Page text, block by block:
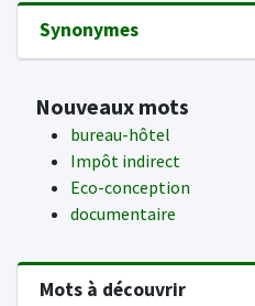
Synonymes
Nouveaux mots
bureau-hôtel
Impôt indirect
Eco-conception
documentaire
Mots à découvrir